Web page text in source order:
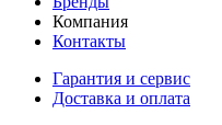
Компания
Контакты
Гарантия и сервис
Доставка и оплата